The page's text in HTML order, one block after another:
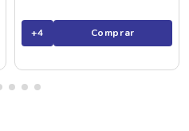
+4 Comprar